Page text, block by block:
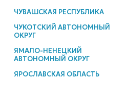
ЧУВАШСКАЯ РЕСПУБЛИКА
ЧУКОТСКИЙ АВТОНОМНЫЙ
ОКРУГ
ЯМАЛО-НЕНЕЦКИЙ
АВТОНОМНЫЙ ОКРУГ
ЯРОСЛАВСКАЯ ОБЛАСТЬ